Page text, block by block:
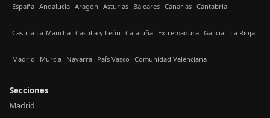
España Andalucía Aragón Asturias Baleares Canarias Cantabria
Castilla La-Mancha Castilla y León Cataluña Extremadura Galicia La Rioja
Madrid Murcia Navarra País Vasco Comunidad Valenciana
Secciones
Madrid